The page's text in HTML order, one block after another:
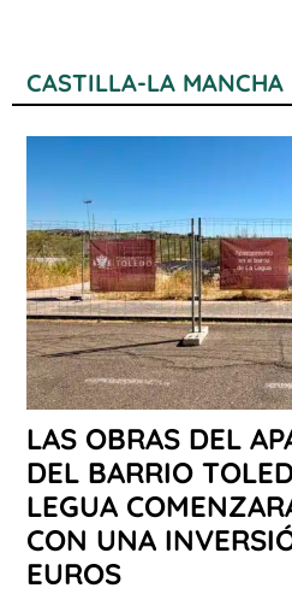
CASTILLA-LA MANCHA
LAS OBRAS DEL
DEL BARRIO
LEGUA
CON UNA
EUROS